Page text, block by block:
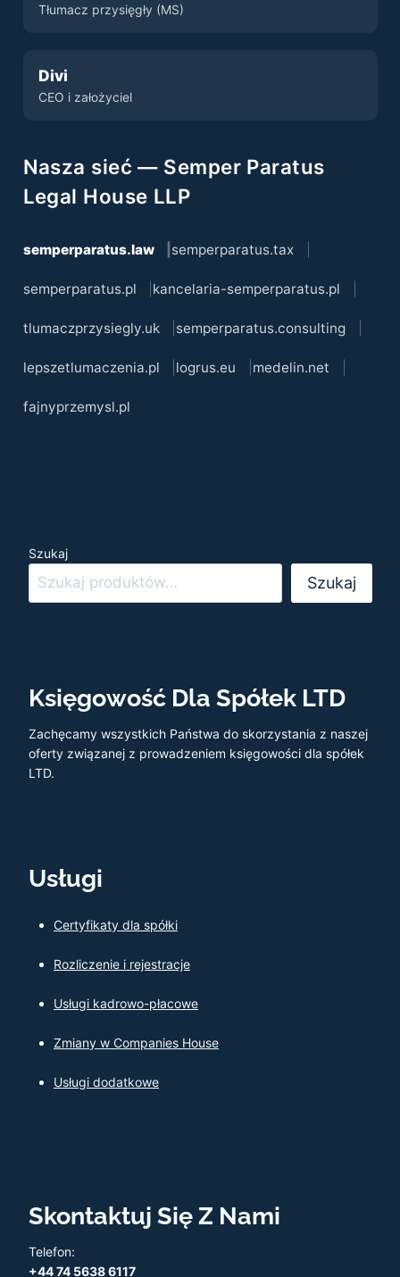
Tłumacz przysięgły (MS)
Divi
CEO i założyciel
Nasza sieć — Semper Paratus
Legal House LLP
semperparatus.law semperparatus.tax
semperparatus.pl kancelaria-semperparatus.pl
tlumaczprzysiegly.uk semperparatus.consulting
lepszetlumaczenia.pl logrus.eu medelin.net
fajnyprzemysl.pl
Szukaj
Szukaj
Księgowość Dla Spółek LTD
Zachęcamy wszystkich Państwa do skorzystania z naszej
oferty związanej z prowadzeniem księgowości dla spółek
LTD.
Usługi
Certyfikaty dla spółki
Rozliczenie i rejestracje
Usługi kadrowo-płacowe
Zmiany w Companies House
Usługi dodatkowe
Skontaktuj Się Z Nami
Telefon:
+44 74 5638 6117